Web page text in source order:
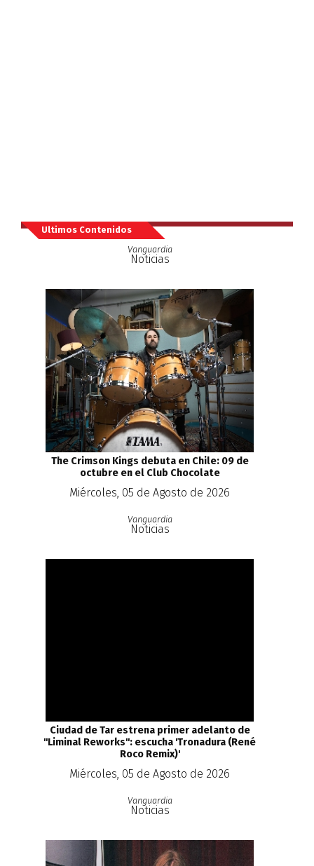
Ultimos Contenidos
Vanguardia
Noticias
The Crimson Kings debuta en Chile: 09 de
octubre en el Club Chocolate
Miércoles, 05 de Agosto de 2026
Vanguardia
Noticias
Ciudad de Tar estrena primer adelanto de
''Liminal Reworks'': escucha 'Tronadura (René
Roco Remix)'
Miércoles, 05 de Agosto de 2026
Vanguardia
Noticias